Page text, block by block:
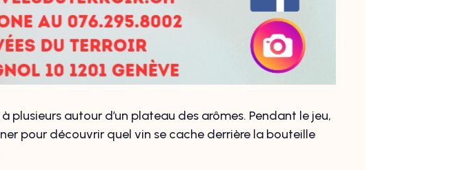
plusieurs autour d’un plateau des arômes. Pendant le jeu,
pour découvrir quel vin se cache derrière la bouteille